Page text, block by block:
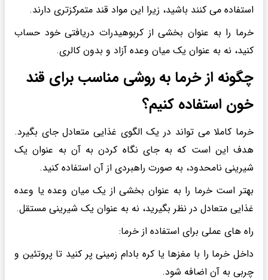
استفاده می کنند باشید، زیرا این مواد قند متمرکزتری دارند.
خرما را به عنوان بخشی از کربوهیدرات دریافتی خود حساب
کنید، نه به عنوان یک میان وعده آزاد و بدون کالری.
چگونه از خرما به روشی مناسب برای قند
خون استفاده کنیم؟
خرما کاملا می تواند در یک الگوی غذایی متعادل جای بگیرد.
هدف این است که به جای نگاه کردن به آن به عنوان یک
شیرینی نامحدود، به صورت راهبردی از آن استفاده کنید.
بهتر است خرما را به عنوان بخشی از یک میان وعده یا وعده
غذایی متعادل در نظر بگیرید، نه به عنوان یک شیرینی مستقل.
راه های عملی برای استفاده از خرما:
داخل خرما را با مغزها یا کره بادام زمینی پر کنید تا پروتئین و
چربی به آن اضافه شود.